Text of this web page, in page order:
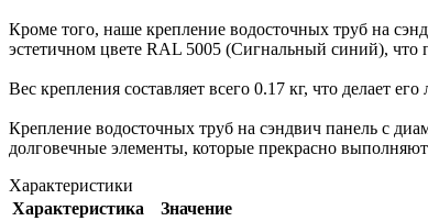
Кроме того, наше крепление водосточных труб на
эстетичном цвете RAL 5005 (Сигнальный синий), что
Вес крепления составляет всего 0.17 кг, что делает
Крепление водосточных труб на сэндвич панель с
долговечные элементы, которые прекрасно
Характеристики
Характеристика
Значение